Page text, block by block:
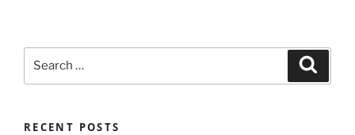
RECENT POSTS